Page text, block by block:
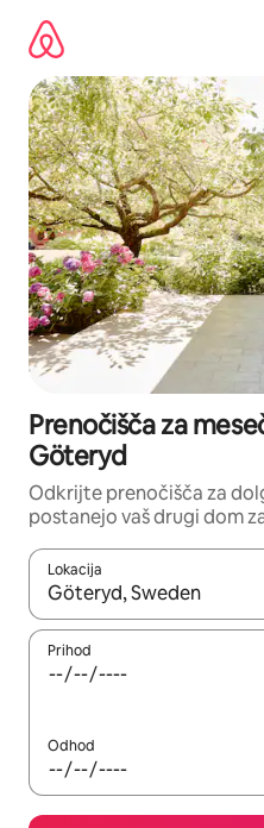
vsebino
Prenočišča za
Göteryd
Odkrijte prenočišča za
postanejo vaš drugi dom
Lokacija
Ko so rezultati na voljo,
Prihod
Odhod